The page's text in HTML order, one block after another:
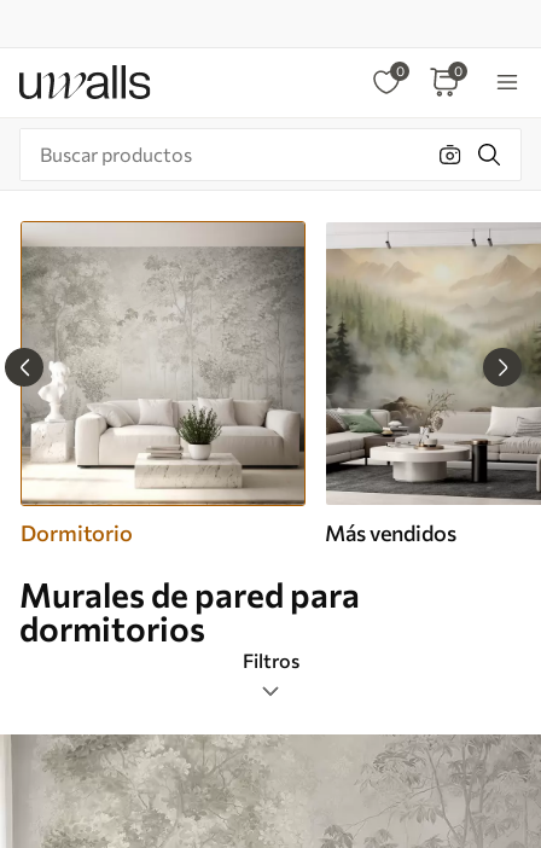
0 0
Dormitorio Más vendidos
Murales de pared para
dormitorios
Filtros
Etiquetas
Formato de imagen
Paleta de colores